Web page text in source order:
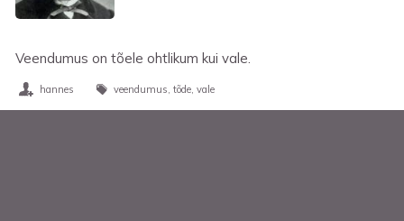
Veendumus on tõele ohtlikum kui vale.
hannes veendumus tõde vale